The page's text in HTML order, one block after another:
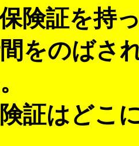
険証を持
をのばさ
証はどこ